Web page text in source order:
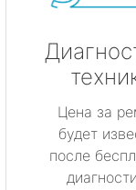
Цена за
будет
после